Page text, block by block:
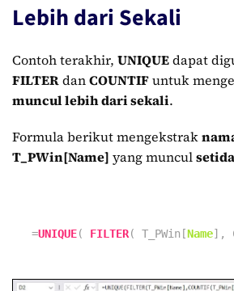
Lebih dari Sekali
Contoh terakhir, UNIQUEdapat
FILTERdanCOUNTIFuntuk
muncul lebih dari sekali.
Formula berikut mengekstrak
T_PWin[Name] yang muncul
=UNIQUE( FILTER( T_PWin[Name],